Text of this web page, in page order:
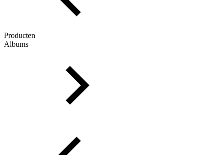
Producten
Albums